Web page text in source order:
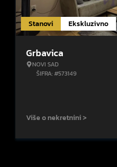
Stanovi Ekskluzivno
Grbavica
NOVI SAD
ŠIFRA: #573149
Više o nekretnini >